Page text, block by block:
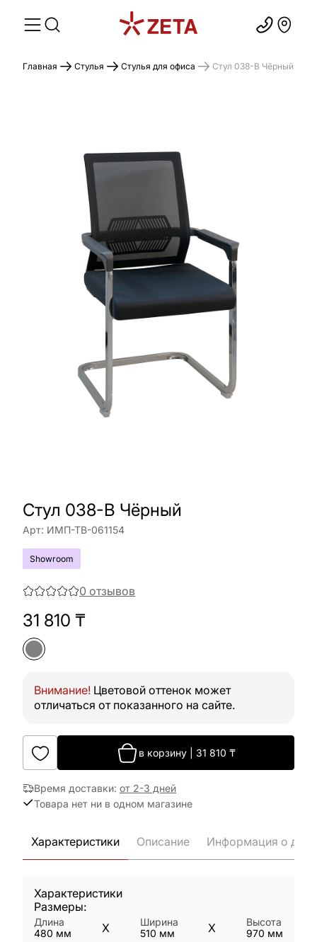
Главная Стулья Стулья для офиса Стул 038-B Чёрный
Стул 038-B Чёрный
Арт: ИМП-ТВ-061154
Showroom
0 отзывов
31 810 ₸
Внимание! Цветовой оттенок может
отличаться от показанного на сайте.
в корзину 31 810 ₸
Время доставки: от 2-3 дней
Товара нет ни в одном магазине
Характеристики Описание Информация о
Характеристики
Размеры:
Длина
480 мм X
Ширина
510 мм X
Высота
970 мм